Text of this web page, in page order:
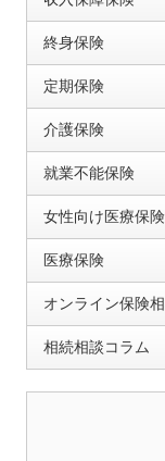
終身保険
定期保険
介護保険
就業不能保険
女性向け医療保険
医療保険
オンライン保険
相続相談コラム